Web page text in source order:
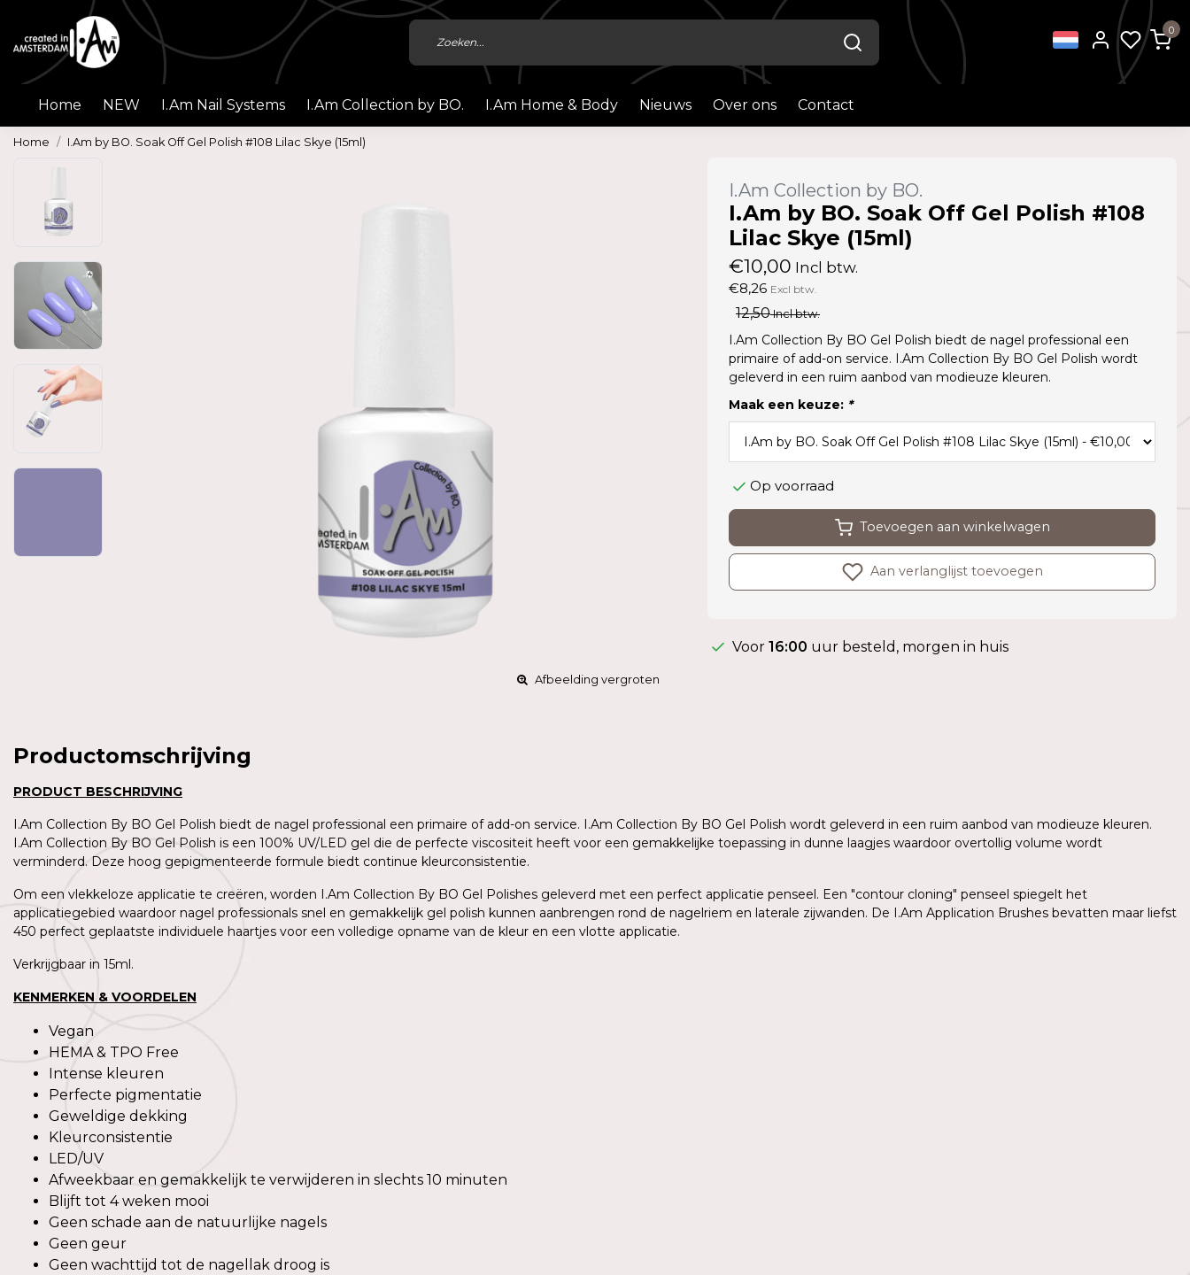
0
Home NEW I.Am Nail Systems I.Am Collection by BO. I.Am Home & Body Nieuws Over ons Contact
Home I.Am by BO. Soak Off Gel Polish #108 Lilac Skye (15ml)
Afbeelding vergroten
I.Am Collection by BO.
I.Am by BO. Soak Off Gel Polish #108
Lilac Skye (15ml)
€10,00 Incl btw.
€8,26 Excl btw.
12,50Incl btw.
I.Am Collection By BO Gel Polish biedt de nagel professional een
primaire of add-on service. I.Am Collection By BO Gel Polish wordt
geleverd in een ruim aanbod van modieuze kleuren.
Maak een keuze: *
Op voorraad
Toevoegen aan winkelwagen
Aan verlanglijst toevoegen
Voor 16:00 uur besteld, morgen in huis
Productomschrijving
PRODUCT BESCHRIJVING
I.Am Collection By BO Gel Polish biedt de nagel professional een primaire of add-on service. I.Am Collection By BO Gel Polish wordt geleverd in een ruim aanbod van modieuze kleuren.
I.Am Collection By BO Gel Polish is een 100% UV/LED gel die de perfecte viscositeit heeft voor een gemakkelijke toepassing in dunne laagjes waardoor overtollig volume wordt
verminderd. Deze hoog gepigmenteerde formule biedt continue kleurconsistentie.
Om een vlekkeloze applicatie te creëren, worden I.Am Collection By BO Gel Polishes geleverd met een perfect applicatie penseel. Een "contour cloning" penseel spiegelt het
applicatiegebied waardoor nagel professionals snel en gemakkelijk gel polish kunnen aanbrengen rond de nagelriem en laterale zijwanden. De I.Am Application Brushes bevatten maar liefst
450 perfect geplaatste individuele haartjes voor een volledige opname van de kleur en een vlotte applicatie.
Verkrijgbaar in 15ml.
KENMERKEN & VOORDELEN
Vegan
HEMA & TPO Free
Intense kleuren
Perfecte pigmentatie
Geweldige dekking
Kleurconsistentie
LED/UV
Afweekbaar en gemakkelijk te verwijderen in slechts 10 minuten
Blijft tot 4 weken mooi
Geen schade aan de natuurlijke nagels
Geen geur
Geen wachttijd tot de nagellak droog is